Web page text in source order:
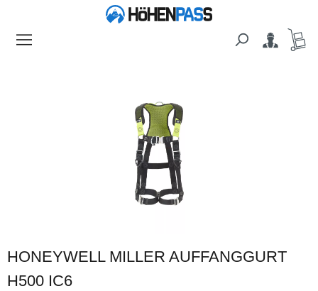
HONEYWELL MILLER AUFFANGGURT
H500 IC6